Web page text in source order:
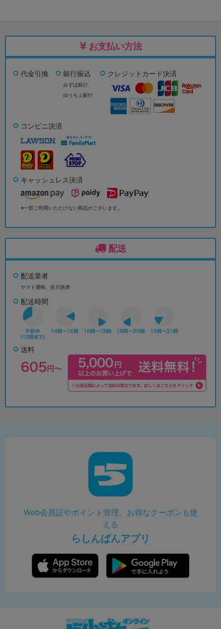
お支払い方法
代金引換 銀行振込
みずほ銀行、
ゆうちょ銀行
クレジットカード決済
コンビニ決済
キャッシュレス決済
※一部ご利用いただけない商品がございます。
配送
配送業者
ヤマト運輸、佐川急便
配送時間
送料
Web会員証やポイント管理、お得なクーポンも使
える
らしんばんアプリ